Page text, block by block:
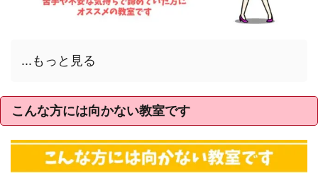
...もっと見る
こんな方には向かない教室です